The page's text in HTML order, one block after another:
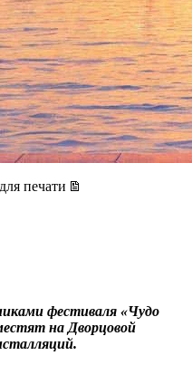
себя
Фестивалю
печати
фестиваля «Чудо
на Дворцовой